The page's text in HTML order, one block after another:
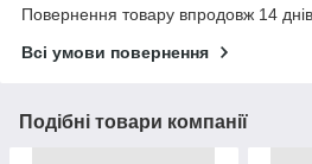
Повернення товару впродовж 14
Всі умови повернення
Подібні товари компанії